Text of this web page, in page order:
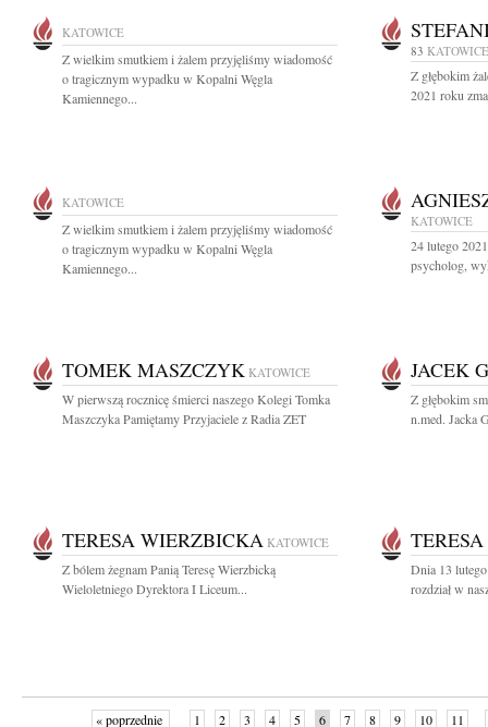
KATOWICE
Z wielkim smutkiem i żalem przyjęliśmy wiadomość
o tragicznym wypadku w Kopalni Węgla
Kamiennego...
83 KATOWICE
Z głębokim
2021 roku
KATOWICE
Z wielkim smutkiem i żalem przyjęliśmy wiadomość
o tragicznym wypadku w Kopalni Węgla
Kamiennego...
KATOWICE
24 lutego
psycholog,
TOMEK MASZCZYK KATOWICE
W pierwszą rocznicę śmierci naszego Kolegi Tomka
Maszczyka Pamiętamy Przyjaciele z Radia ZET
JACEK
Z głębokim
n.med. Jacka
TERESA WIERZBICKA KATOWICE
Z bólem żegnam Panią Teresę Wierzbicką
Wieloletniego Dyrektora I Liceum...
Dnia 13
rozdział w
« poprzednie 1 2 3 4 5 6 7 8 9 10 11